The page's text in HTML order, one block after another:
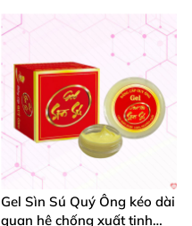
Gel Sìn Sú Quý Ông kéo dài
quan hệ chống xuất tinh